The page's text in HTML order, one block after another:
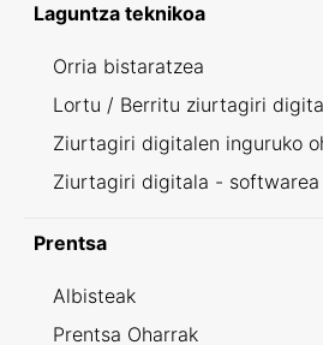
Laguntza teknikoa
Orria bistaratzea
Lortu / Berritu ziurtagiri
Ziurtagiri digitalen inguruko
Ziurtagiri digitala - softwarea
Prentsa
Albisteak
Prentsa Oharrak